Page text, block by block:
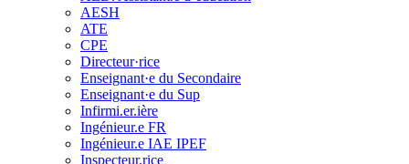
AESH
ATE
CPE
Directeur·rice
Enseignant·e du Secondaire
Enseignant·e du Sup
Infirmi.er.ière
Ingénieur.e FR
Ingénieur.e IAE IPEF
Inspecteur.rice